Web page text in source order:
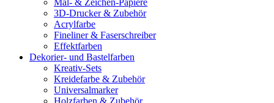
Mal- & Zeichen-Papiere
3D-Drucker & Zubehör
Acrylfarbe
Fineliner & Faserschreiber
Effektfarben
Dekorier- und Bastelfarben
Kreativ-Sets
Kreidefarbe & Zubehör
Universalmarker
Holzfarben & Zubehör